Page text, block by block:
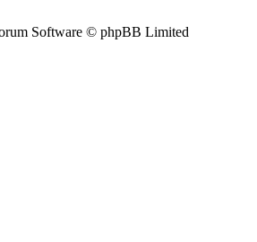
Software © phpBB Limited